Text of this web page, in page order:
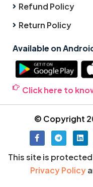
Refund Policy
Return Policy
Available on
Click here to
© Copyright
This site is
Privacy Policy